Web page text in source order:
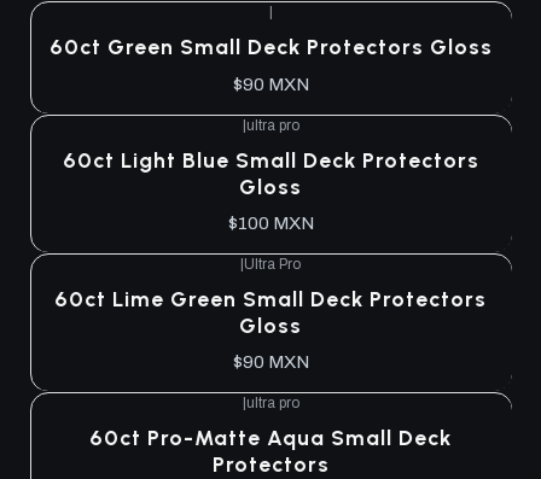
60ct Green Small Deck Protectors Gloss
$90 MXN
|ultra pro
60ct Light Blue Small Deck Protectors
Gloss
$100 MXN
|Ultra Pro
60ct Lime Green Small Deck Protectors
Gloss
$90 MXN
ultra pro
60ct Pro-Matte Aqua Small Deck
Protectors